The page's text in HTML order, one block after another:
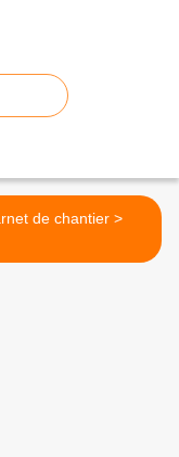
Carnet de chantier >